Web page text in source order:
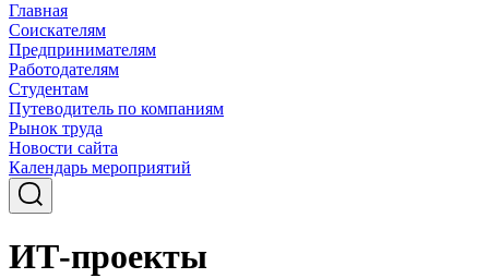
Главная
Соискателям
Предпринимателям
Работодателям
Студентам
Путеводитель по компаниям
Рынок труда
Новости сайта
Календарь мероприятий
ИТ-проекты